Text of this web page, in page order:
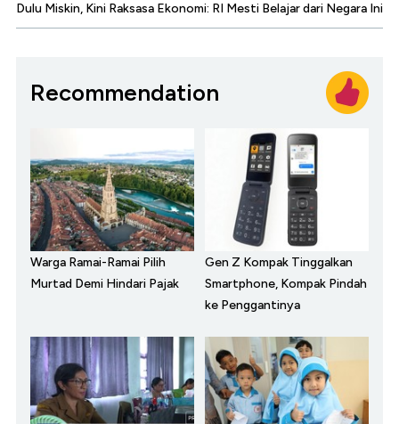
Dulu Miskin, Kini Raksasa Ekonomi: RI Mesti Belajar dari Negara Ini
Recommendation
Warga Ramai-Ramai Pilih
Murtad Demi Hindari Pajak
Gen Z Kompak Tinggalkan
Smartphone, Kompak Pindah
ke Penggantinya